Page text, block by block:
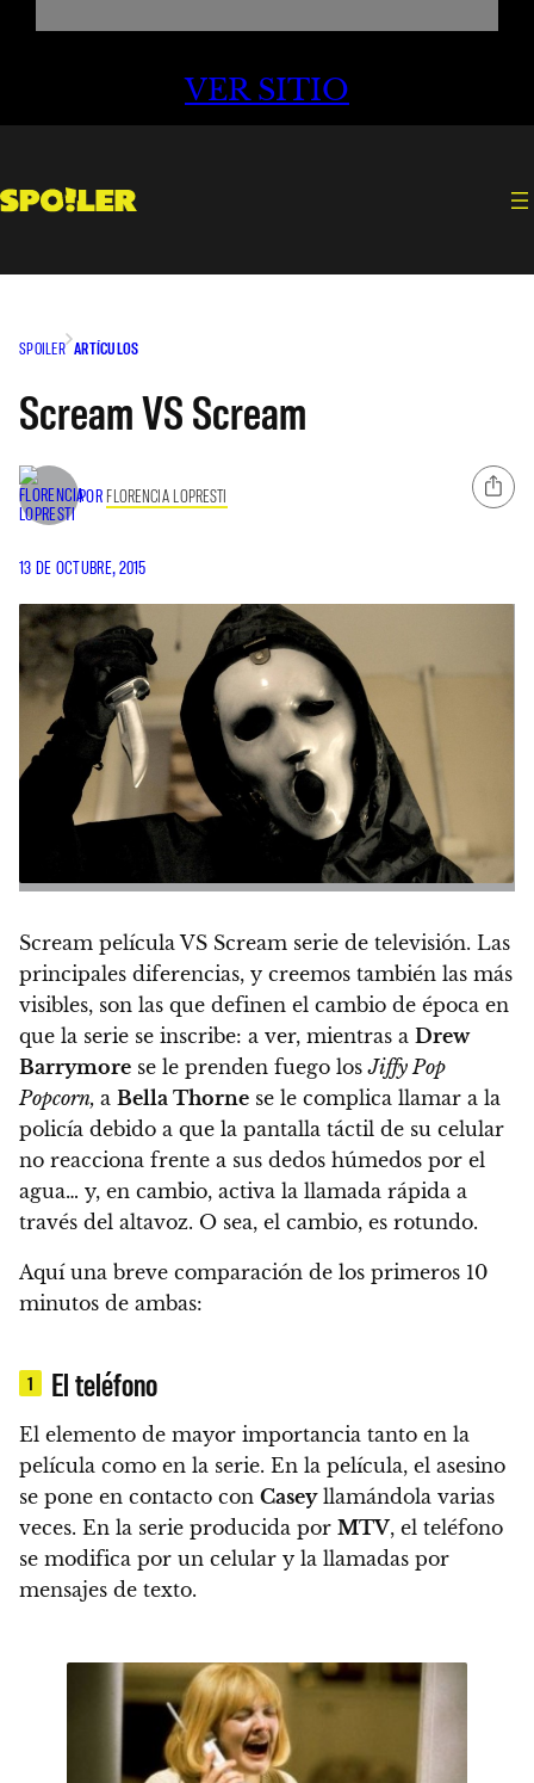
VER SITIO
SPOILER ARTÍCULOS
Scream VS Scream
POR FLORENCIA LOPRESTI
13 DE OCTUBRE, 2015
Scream película VS Scream serie de televisión. Las
principales diferencias, y creemos también las más
visibles, son las que definen el cambio de época en
que la serie se inscribe: a ver, mientras a Drew
Barrymore se le prenden fuego losJiffy Pop
Popcorn, a Bella Thorne se le complica llamar a la
policía debido a que la pantalla táctil de su celular
no reacciona frente a sus dedos húmedos por el
agua… y, en cambio, activa la llamada rápida a
través del altavoz. O sea, el cambio, es rotundo.
Aquí una breve comparación de los primeros 10
minutos de ambas:
1 El teléfono
El elemento de mayor importancia tanto en la
película como en la serie. En la película, el asesino
se pone en contacto con Caseyllamándola varias
veces. En la serie producida por MTV, el teléfono
se modifica por un celular y la llamadas por
mensajes de texto.